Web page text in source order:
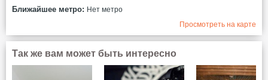
Ближайшее метро: Нет метро
Просмотреть на карте
Так же вам может быть интересно